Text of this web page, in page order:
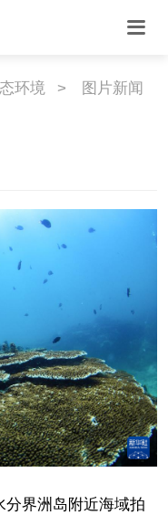
环境 > 图片新闻
分界洲岛附近海域拍